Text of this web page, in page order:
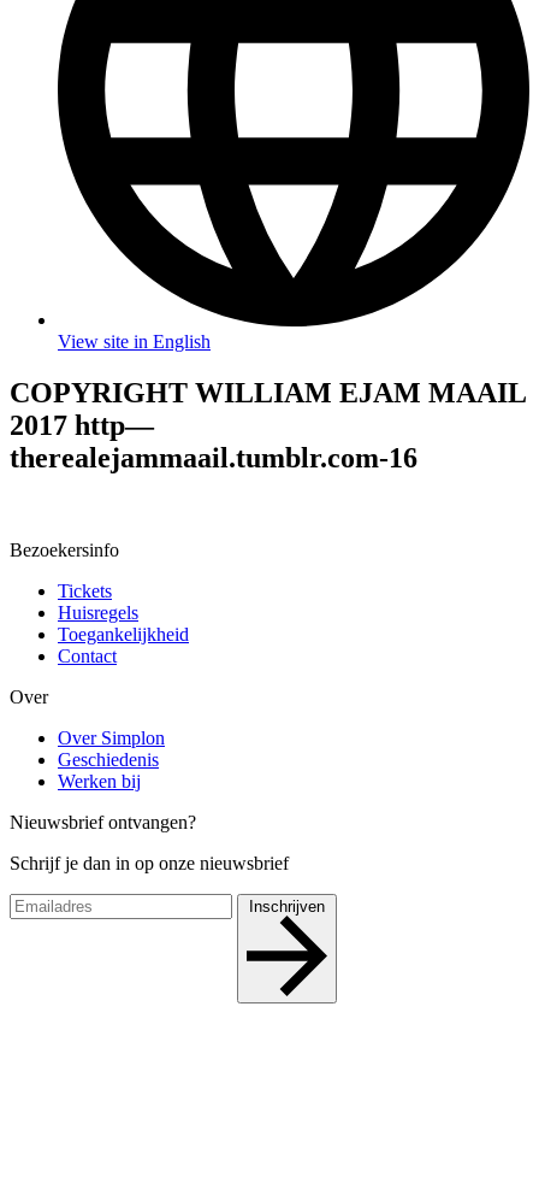
View site in English
COPYRIGHT WILLIAM EJAM MAAIL
2017 http—
therealejammaail.tumblr.com-16
Bezoekersinfo
Tickets
Huisregels
Toegankelijkheid
Contact
Over
Over Simplon
Geschiedenis
Werken bij
Nieuwsbrief ontvangen?
Schrijf je dan in op onze nieuwsbrief
Inschrijven